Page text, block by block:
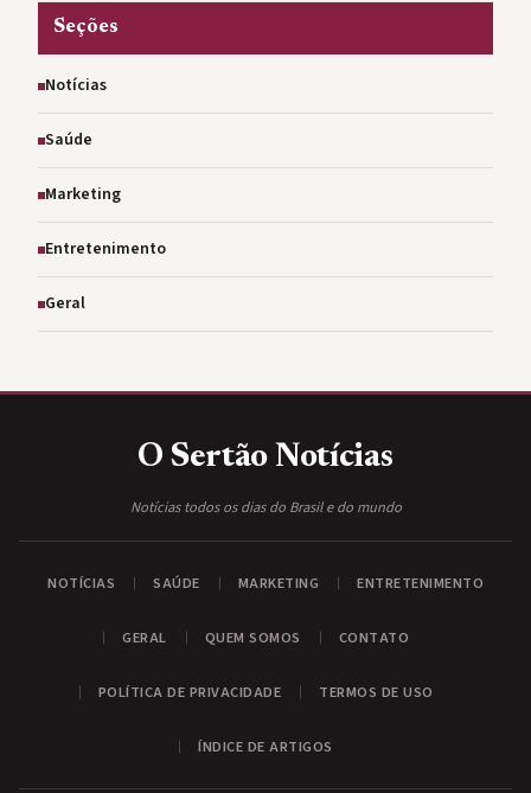
Seções
Notícias
Saúde
Marketing
Entretenimento
Geral
O Sertão Notícias
Notícias todos os dias do Brasil e do mundo
NOTÍCIAS SAÚDE MARKETING ENTRETENIMENTO
GERAL QUEM SOMOS CONTATO
POLÍTICA DE PRIVACIDADE TERMOS DE USO
ÍNDICE DE ARTIGOS